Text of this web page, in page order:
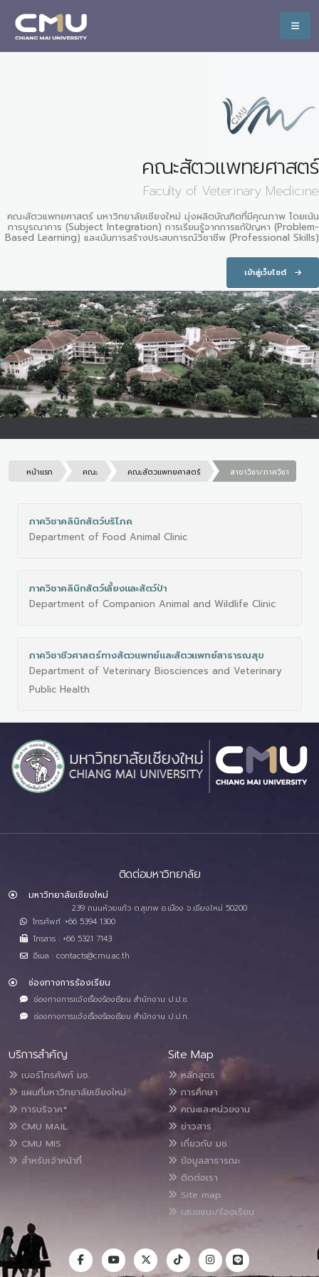
คณะสัตวแพทยศาสตร์
Faculty of Veterinary Medicine
คณะสัตวแพทยศาสตร์ มหาวิทยาลัยเชียงใหม่ มุ่งผลิตบัณฑิตที่มีคุณภาพ โดยเน้น
การบูรณาการ (Subject Integration) การเรียนรู้จากการแก้ปัญหา (Problem-
Based Learning) และเน้นการสร้างประสบการณ์วิชาชีพ (Professional Skills)
เข้าสู่เว็บไซต์
หน้าแรก คณะ คณะสัตวแพทยศาสตร์ สาขาวิชา/ภาควิชา
ภาควิชาคลินิกสัตว์บริโภค
Department of Food Animal Clinic
ภาควิชาคลินิกสัตว์เลี้ยงและสัตว์ป่า
Department of Companion Animal and Wildlife Clinic
ภาควิชาชีวศาสตร์ทางสัตวแพทย์และสัตวแพทย์สาธารณสุข
Department of Veterinary Biosciences and Veterinary
Public Health
ติดต่อมหาวิทยาลัย
มหาวิทยาลัยเชียงใหม่
239 ถนนห้วยแก้ว ต.สุเทพ อ.เมือง จ.เชียงใหม่ 50200
โทรศัพท์ :+66 5394 1300
โทรสาร : +66 5321 7143
อีเมล : contacts@cmu.ac.th
ช่องทางการร้องเรียน
ช่องทางการแจ้งเรื่องร้องเรียน สำนักงาน ป.ป.ช.
ช่องทางการแจ้งเรื่องร้องเรียน สำนักงาน ป.ป.ท.
บริการสำคัญ
เบอร์โทรศัพท์ มช.
แผนที่มหาวิทยาลัยเชียงใหม่
การบริจาค*
CMU MAIL
CMU MIS
สำหรับเจ้าหน้าที่
Site Map
หลักสูตร
การศึกษา
คณะและหน่วยงาน
ข่าวสาร
เกี่ยวกับ มช.
ข้อมูลสาธารณะ
ติดต่อเรา
Site map
เสนอแนะ/ร้องเรียน